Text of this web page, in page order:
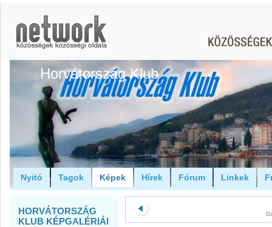
Horvátország Klub
Nyitó Tagok Képek Hírek Fórum Linkek
HORVÁTORSZÁG
KLUB KÉPGALÉRIÁI